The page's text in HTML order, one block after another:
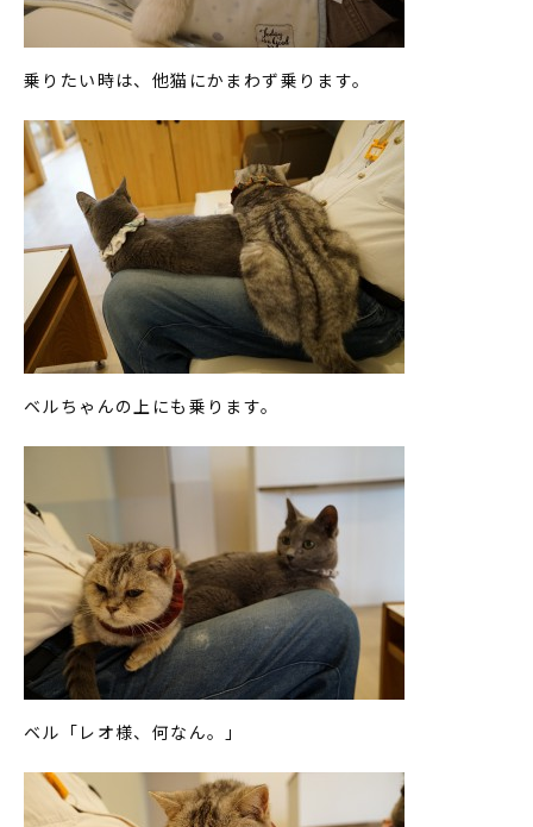
乗りたい時は、他猫にかまわず乗ります。
ベルちゃんの上にも乗ります。
ベル「レオ様、何なん。」